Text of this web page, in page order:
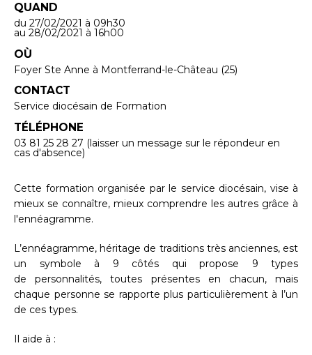
QUAND
du 27/02/2021 à 09h30
au 28/02/2021 à 16h00
OÙ
Foyer Ste Anne à Montferrand-le-Château (25)
CONTACT
Service diocésain de Formation
TÉLÉPHONE
03 81 25 28 27 (laisser un message sur le répondeur en
cas d'absence)
Cette formation organisée par le service diocésain, vise à
mieux se connaître, mieux comprendre les autres grâce à
l'ennéagramme.
L’ennéagramme, héritage de traditions très anciennes, est
un symbole à 9 côtés qui propose 9 types
de personnalités, toutes présentes en chacun, mais
chaque personne se rapporte plus particulièrement à l’un
de ces types.
Il aide à :